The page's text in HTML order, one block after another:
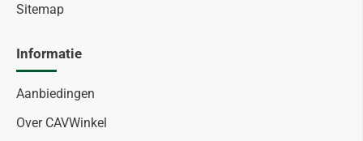
Sitemap
Informatie
Aanbiedingen
Over CAVWinkel